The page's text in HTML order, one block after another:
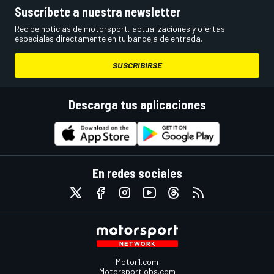
Suscríbete a nuestra newsletter
Recibe noticias de motorsport, actualizaciones y ofertas
especiales directamente en tu bandeja de entrada.
SUSCRIBIRSE
Descarga tus aplicaciones
En redes sociales
Motor1.com
Motorsportjobs.com